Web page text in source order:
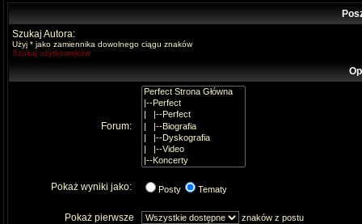
Szukaj Autora:
Użyj * jako zamiennika dowolnego ciągu znaków
Szukaj użytkowników
Forum:
Pokaż wyniki jako: Posty Tematy
Pokaż pierwsze znaków z postu